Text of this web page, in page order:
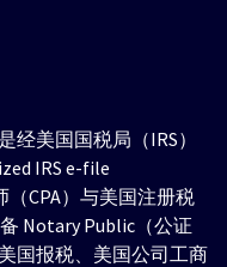
经美国国税局（IRS）
IRS e-file
CPA）与美国注册税
Notary Public（公证
国报税、美国公司工商